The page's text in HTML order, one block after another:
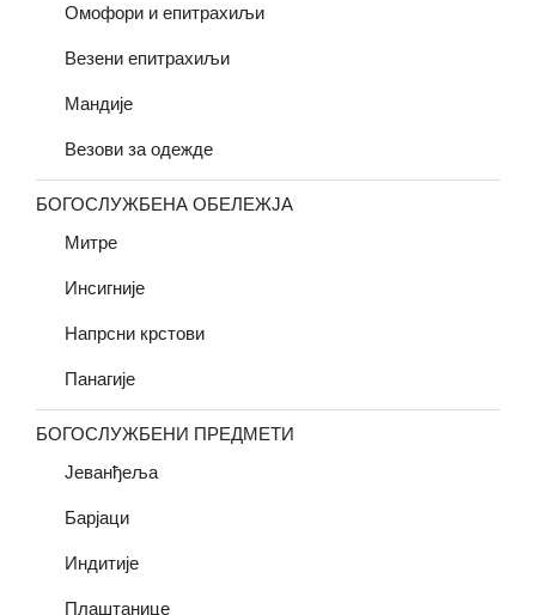
Омофори и епитрахиљи
Везени епитрахиљи
Мандије
Везови за одежде
БОГОСЛУЖБЕНА ОБЕЛЕЖЈА
Митре
Инсигније
Напрсни крстови
Панагије
БОГОСЛУЖБЕНИ ПРЕДМЕТИ
Јеванђеља
Барјаци
Индитије
Плаштанице